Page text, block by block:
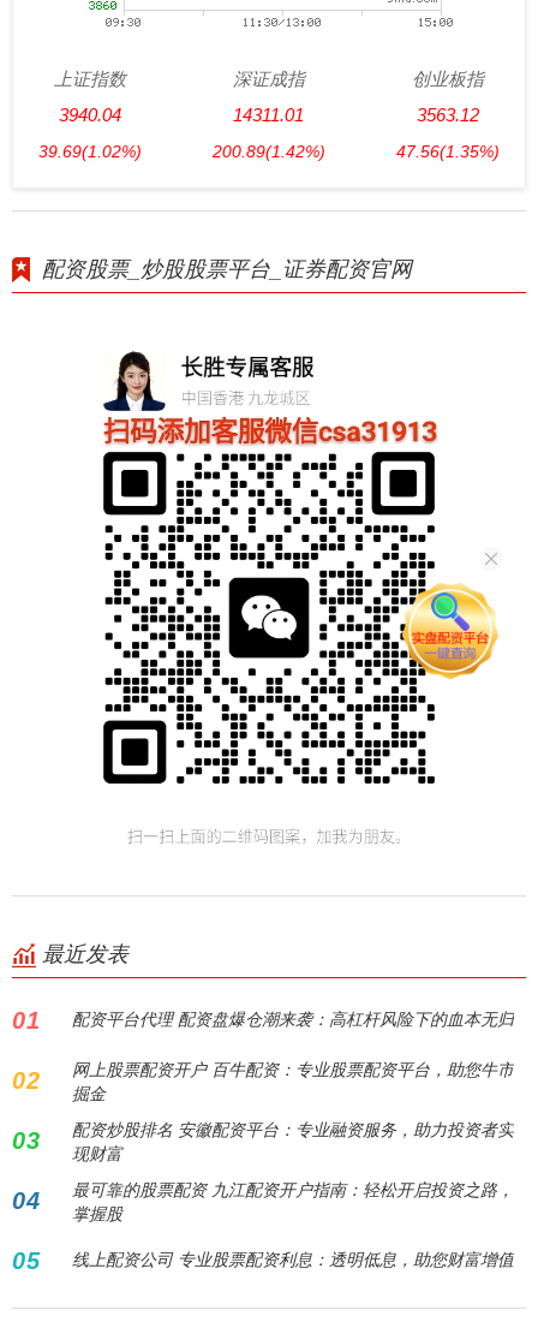
上证指数
3940.04
39.69(1.02%)
深证成指
14311.01
200.89(1.42%)
创业板指
3563.12
47.56(1.35%)
配资股票_炒股股票平台_证券配资官网
最近发表
01 配资平台代理 配资盘爆仓潮来袭：高杠杆风险下的血本无归
02
网上股票配资开户 百牛配资：专业股票配资平台，助您牛市
掘金
03
配资炒股排名 安徽配资平台：专业融资服务，助力投资者实
现财富
04
最可靠的股票配资 九江配资开户指南：轻松开启投资之路，
掌握股
05 线上配资公司 专业股票配资利息：透明低息，助您财富增值